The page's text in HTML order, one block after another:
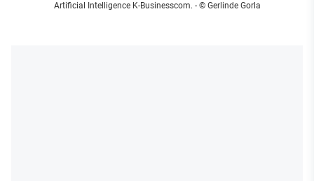
Artificial Intelligence K-Businesscom. - © Gerlinde Gorla